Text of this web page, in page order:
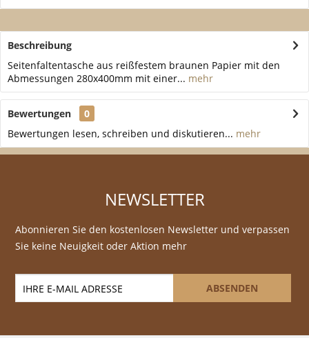
Beschreibung
Seitenfaltentasche aus reißfestem braunen Papier mit den
Abmessungen 280x400mm mit einer... mehr
Bewertungen
0
Bewertungen lesen, schreiben und diskutieren... mehr
NEWSLETTER
Abonnieren Sie den kostenlosen Newsletter und verpassen
Sie keine Neuigkeit oder Aktion mehr
ABSENDEN